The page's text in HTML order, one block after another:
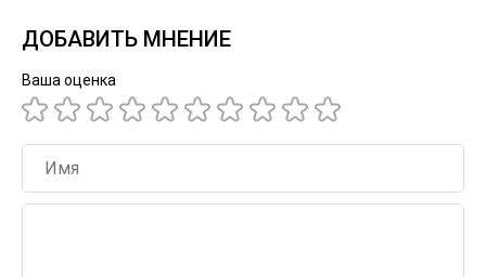
ДОБАВИТЬ МНЕНИЕ
Ваша оценка